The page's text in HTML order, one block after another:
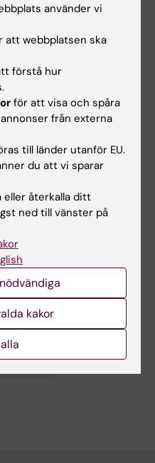
on "Long-term
Aortic
Women and Men''
E;
Lindeman JHN
Alla författare
AND
2018;29(1):144-
in the
Predict Rupture of
A; Hultgren R;
använder vi
att webbplatsen ska
förstå hur
för att visa och spåra
från externa
till länder utanför EU.
du att vi sparar
eller återkalla ditt
ned till vänster på
kakor